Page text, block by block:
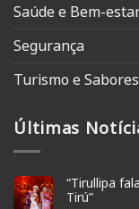
Saúde e Bem-
Segurança
Turismo e Sabores
Últimas
“Tirullipa
Tirú”